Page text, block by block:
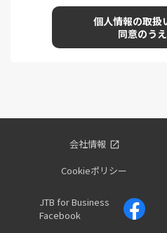
会社情報
Cookieポリシー
JTB for Business
Facebook